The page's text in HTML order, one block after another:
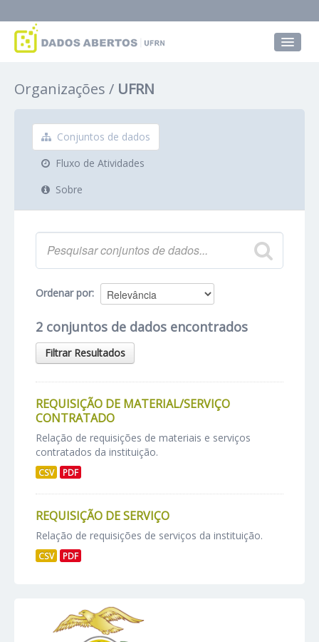
Grupos
Sobre
Organizações UFRN
Conjuntos de dados
Fluxo de Atividades
Sobre
Ordenar por
2 conjuntos de dados encontrados
Filtrar Resultados
REQUISIÇÃO DE MATERIAL/SERVIÇO
CONTRATADO
Relação de requisições de materiais e serviços
contratados da instituição.
CSV PDF
REQUISIÇÃO DE SERVIÇO
Relação de requisições de serviços da instituição.
CSV PDF